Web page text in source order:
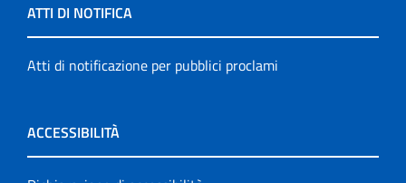
ATTI DI NOTIFICA
Atti di notificazione per pubblici proclami
ACCESSIBILITÀ